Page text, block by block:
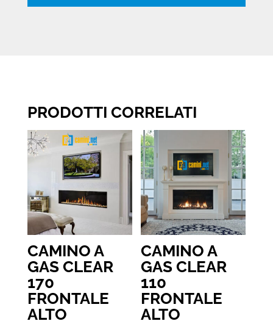
PRODOTTI CORRELATI
CAMINO A
GAS CLEAR
170
FRONTALE
ALTO
CAMINO A
GAS CLEAR
110
FRONTALE
ALTO